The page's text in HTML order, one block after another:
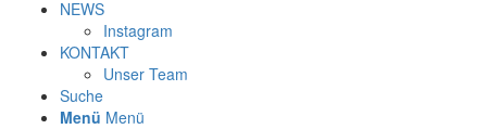
NEWS
Instagram
KONTAKT
Unser Team
Suche
Menü Menü